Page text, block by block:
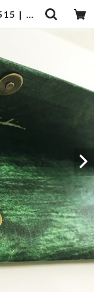
和紙のペンケース No.515 | 暮らしの中の和紙のかたち